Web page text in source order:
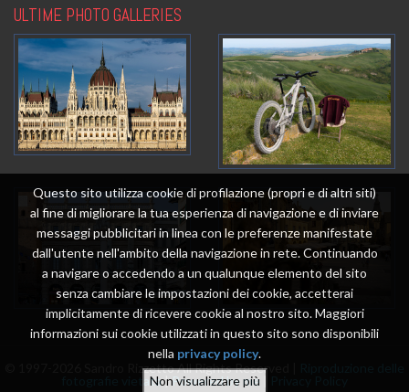
ULTIME PHOTO GALLERIES
© 1997-2026 Sandro Rizzetto All Rights Reserved |
fotografie vietata|Powered by me
Questo sito utilizza cookie di profilazione (propri e di altri siti)
al fine di migliorare la tua esperienza di navigazione e di inviare
messaggi pubblicitari in linea con le preferenze manifestate
dall'utente nell'ambito della navigazione in rete. Continuando
a navigare o accedendo a un qualunque elemento del sito
senza cambiare le impostazioni dei cookie, accetterai
implicitamente di ricevere cookie al nostro sito. Maggiori
informazioni sui cookie utilizzati in questo sito sono disponibili
nella privacy policy.